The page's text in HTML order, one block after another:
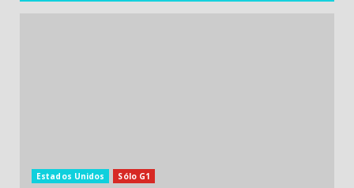
Estados Unidos Sólo G1